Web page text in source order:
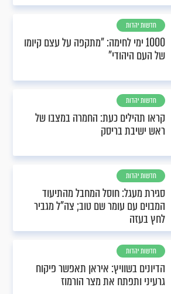
חדשות יהדות
1000 ימי לחימה: "מתקפה על עצם קיומו
של העם היהודי"
חדשות יהדות
קראו תהילים כעת: החמרה במצבו של
ראש ישיבת בריסק
חדשות יהדות
סגירת מעגל: חוסל המחבל מהתיעוד
המבוים עם עומר שם טוב; צה"ל מגביר
לחץ בעזה
חדשות יהדות
הדיונים בשוויץ: איראן תאפשר פיקוח
גרעיני ותפתח את מצר הורמוז